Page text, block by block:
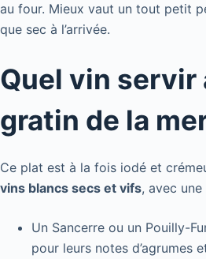
au four. Mieux vaut un tout petit
que sec à l’arrivée.
Quel vin servir
gratin de la
Ce plat est à la fois iodé et
vins blancs secs et vifs, avec
Un Sancerre ou un Pouilly-
pour leurs notes d’agrumes